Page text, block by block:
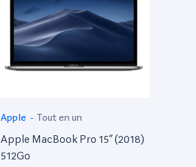
Apple - Tout en un
Apple MacBook Pro 15” (2018)
512Go